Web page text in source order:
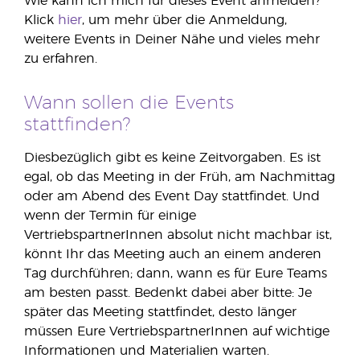
Klick hier, um mehr über die Anmeldung,
weitere Events in Deiner Nähe und vieles mehr
zu erfahren.
Wann sollen die Events
stattfinden?
Diesbezüglich gibt es keine Zeitvorgaben. Es ist
egal, ob das Meeting in der Früh, am Nachmittag
oder am Abend des Event Day stattfindet. Und
wenn der Termin für einige
VertriebspartnerInnen absolut nicht machbar ist,
könnt Ihr das Meeting auch an einem anderen
Tag durchführen; dann, wann es für Eure Teams
am besten passt. Bedenkt dabei aber bitte: Je
später das Meeting stattfindet, desto länger
müssen Eure VertriebspartnerInnen auf wichtige
Informationen und Materialien warten.